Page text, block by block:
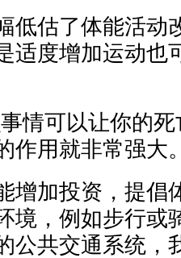
低估了体能活动
适度增加运动也
情可以让你的
作用就非常强大
增加投资，提倡
境，例如步行或
公共交通系统，